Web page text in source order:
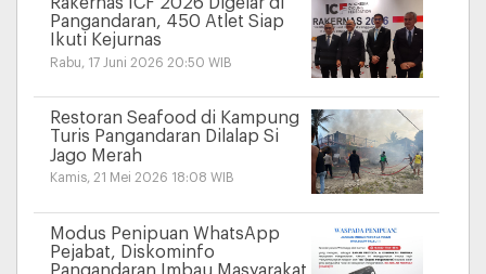
Pangandaran, 450 Atlet Siap
Ikuti Kejurnas
Rabu, 17 Juni 2026 20:50 WIB
Restoran Seafood di Kampung
Turis Pangandaran Dilalap Si
Jago Merah
Kamis, 21 Mei 2026 18:08 WIB
Modus Penipuan WhatsApp
Pejabat, Diskominfo